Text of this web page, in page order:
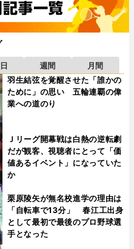
週間
月間
羽生結弦を覚醒させた「誰かの
ために」の思い 五輪連覇の偉
業への道のり
Ｊリーグ開幕戦は白熱の逆転劇
だが観客、視聴者にとって「価
値あるイベント」になっていた
か
栗原陵矢が無名校進学の理由は
「自転車で13分」 春江工出身
として最初で最後のプロ野球選
手となった